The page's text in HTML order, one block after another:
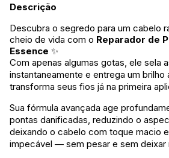
Descrição
Descubra o segredo para um cabelo
cheio de vida com o Reparador de
Essence ✨
Com apenas algumas gotas, ele sela
instantaneamente e entrega um brilho
transforma seus fios já na primeira
Sua fórmula avançada age
pontas danificadas, reduzindo o
deixando o cabelo com toque macio
impecável — sem pesar e sem deixar